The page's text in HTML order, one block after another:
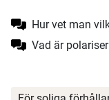
Hur vet man vilka
Vad är